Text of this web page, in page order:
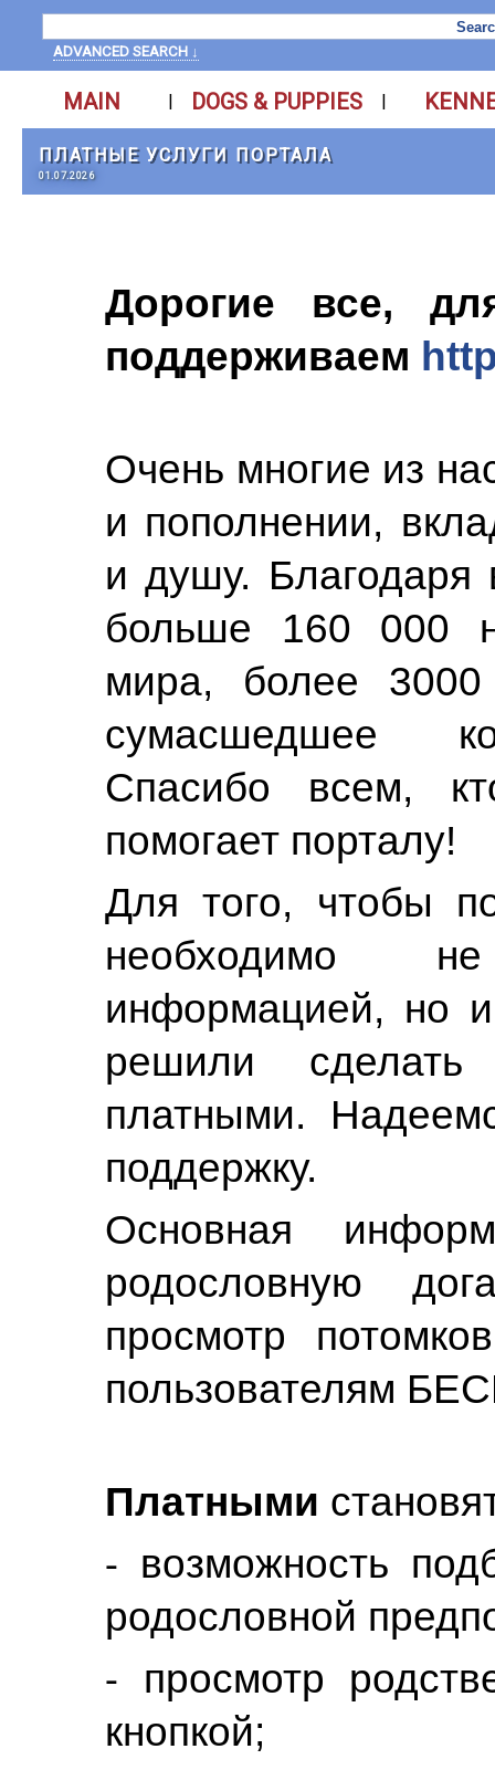
ADVANCED SEARCH ↓
MAIN | DOGS & PUPPIES |
ПЛАТНЫЕ УСЛУГИ ПОРТАЛА
01.07.2026
Дорогие все,
поддерживаем
Очень многие из
и пополнении,
и душу.
больше 160 000
мира, более 3000
сумасшедшее
Спасибо всем,
помогает порталу!
Для того, чтобы
необходимо
информацией, но
решили
платными.
поддержку.
Основная
родословную
просмотр
пользователям
Платными
⁃ возможность
родословной
⁃ просмотр
кнопкой;